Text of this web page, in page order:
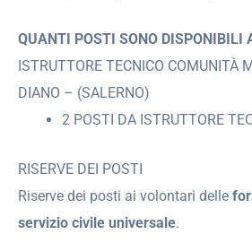
QUANTI POSTI SONO DISPONIBILI
ISTRUTTORE TECNICO COMUNITÀ
DIANO – (SALERNO)
2 POSTI DA ISTRUTTORE
RISERVE DEI POSTI
Riserve dei posti ai volontari delle
servizio civile universale.